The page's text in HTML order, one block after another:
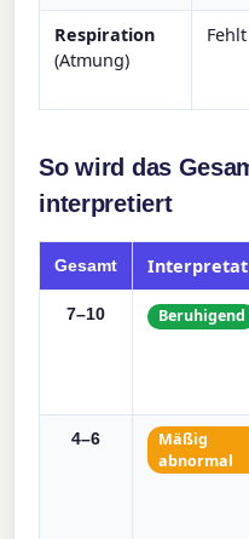
Respiration
(Atmung)
Fehlt
So wird das
interpretiert
Gesamt
7–10 Beruhigend
4–6
Mäßig
abnormal